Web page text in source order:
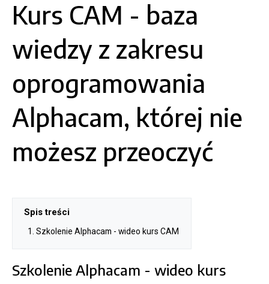
Kurs CAM - baza
wiedzy z zakresu
oprogramowania
Alphacam, której nie
możesz przeoczyć
Spis treści
Szkolenie Alphacam - wideo kurs CAM
Szkolenie Alphacam - wideo kurs